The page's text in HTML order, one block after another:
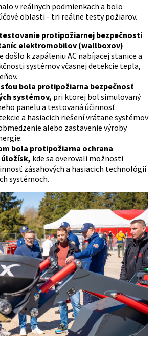
v reálnych podmienkach a bolo
oblasti - tri reálne testy požiarov.
protipožiarnej bezpečnosti
elektromobilov (wallboxov)
došlo k zapáleniu AC nabíjacej stanice a
systémov včasnej detekcie tepla,
bola protipožiarna bezpečnosť
systémov, pri ktorej bol simulovaný
panelu a testovaná účinnosť
a hasiacich riešení vrátane systémov
alebo zastavenie výroby
bola protipožiarna ochrana
kde sa overovali možnosti
zásahových a hasiacich technológií
systémoch.